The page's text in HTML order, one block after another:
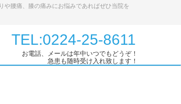
腰痛、膝の痛みにお悩みであればぜひ当院を
TEL:0224-25-8611
お電話、メールは年中いつでもどうぞ！
急患も随時受け入れ致します！